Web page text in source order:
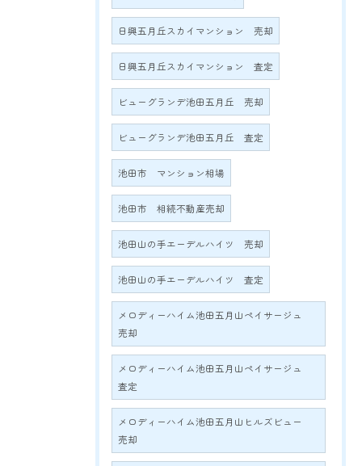
日興五月丘スカイマンション 売却
日興五月丘スカイマンション 査定
ビューグランデ池田五月丘 売却
ビューグランデ池田五月丘 査定
池田市 マンション相場
池田市 相続不動産売却
池田山の手エーデルハイツ 売却
池田山の手エーデルハイツ 査定
メロディーハイム池田五月山ペイサージュ
売却
メロディーハイム池田五月山ペイサージュ
査定
メロディーハイム池田五月山ヒルズビュー
売却